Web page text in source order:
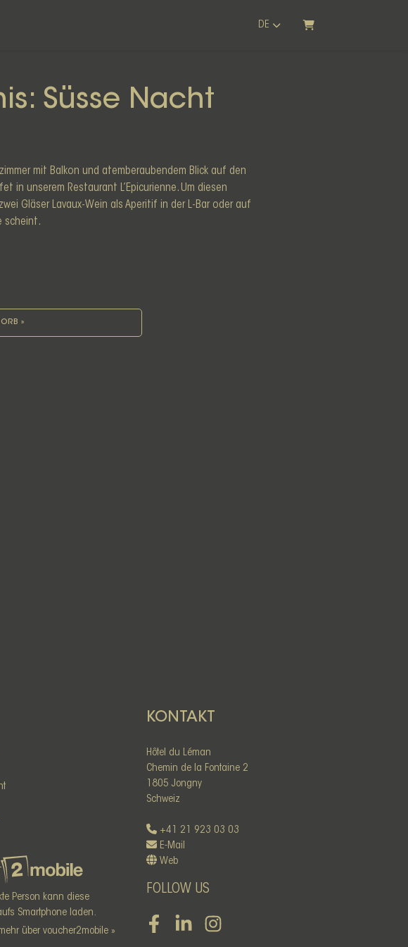
DE
WARENKORB
Süsse Nacht
mit Balkon und atemberaubendem Blick auf den
in unserem Restaurant L’Epicurienne. Um diesen
Gläser Lavaux-Wein als Aperitif in der L-Bar oder auf
scheint.
»
Person kann diese
Smartphone laden.
über voucher2mobile »
KONTAKT
Hôtel du Léman
Chemin de la Fontaine 2
1805 Jongny
Schweiz
+41 21 923 03 03
E-Mail
Web
FOLLOW US
FacebookLinkedInInstagram